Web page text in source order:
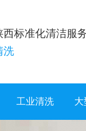
西标准化清洁服
洗
工业清洗 大